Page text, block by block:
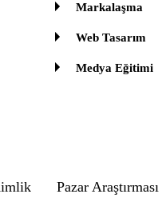
Markalaşma
Web Tasarım
Medya Eğitimi
Pazar Araştırması